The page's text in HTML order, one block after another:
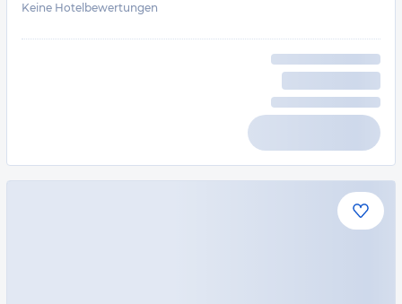
Keine Hotelbewertungen